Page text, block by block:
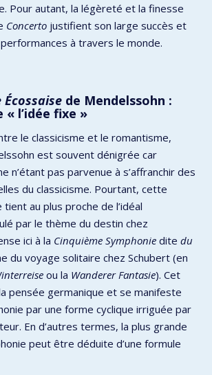
Pour autant, la légèreté et la finesse
Concerto justifient son large succès et
à travers le monde.
de Mendelssohn :
« l’idée fixe »
le classicisme et le romantisme,
est souvent dénigrée car
n’étant pas parvenue à s’affranchir des
du classicisme. Pourtant, cette
tient au plus proche de l’idéal
par le thème du destin chez
ici à la Cinquième Symphonie dite du
du voyage solitaire chez Schubert (en
ou la Wanderer Fantasie). Cet
pensée germanique et se manifeste
par une forme cyclique irriguée par
En d’autres termes, la plus grande
peut être déduite d’une formule